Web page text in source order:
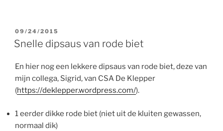
rode
biet
look”
GEPLAATST
OP
09/24/2015
Snelle dipsaus van rode biet
En hier nog een lekkere dipsaus van rode biet, deze van
mijn collega, Sigrid, van CSA De Klepper
(https://deklepper.wordpress.com/).
1 eerder dikke rode biet (niet uit de kluiten gewassen,
normaal dik)